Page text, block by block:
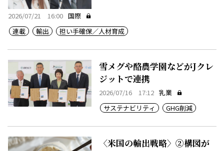
2026/07/21 16:00 国際
連載
輸出 担い手確保／人材育成
雪メグや酪農学園などがJクレ
ジットで連携
2026/07/16 17:12 乳業
サステナビリティ
GHG削減
〈米国の輸出戦略〉②構図が